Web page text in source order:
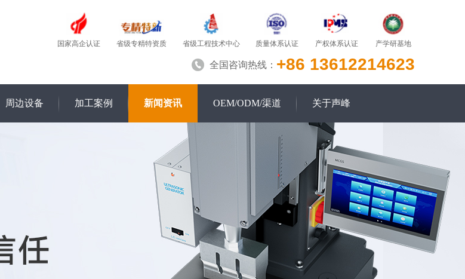
国家高企认证 省级专精特资质 省级工程技术中心 质量体系认证 产权体系认证 产学研基地
全国咨询热线： +86 13612214623
周边设备 加工案例 新闻资讯 OEM/ODM/渠道 关于声峰